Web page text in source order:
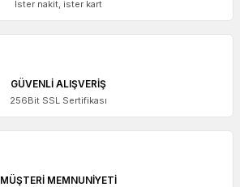
İster nakit, ister kart
GÜVENLİ ALIŞVERİŞ
256Bit SSL Sertifikası
MÜŞTERİ MEMNUNİYETİ